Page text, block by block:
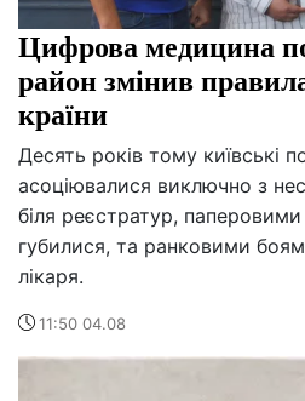
Цифрова медицина
район змінив
країни
Десять років тому київські
асоціювалися виключно з
біля реєстратур,
губилися, та ранковими
лікаря.
11:50 04.08